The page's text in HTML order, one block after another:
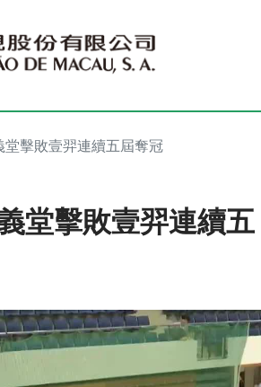
堂擊敗壹羿連續五屆奪冠
堂擊敗壹羿連續五